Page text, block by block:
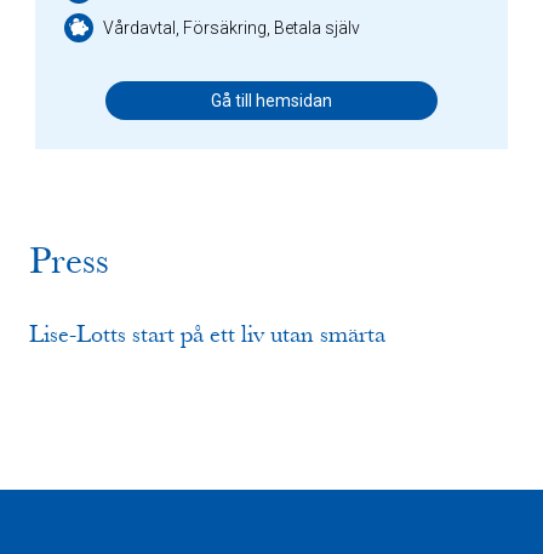
Vårdavtal, Försäkring, Betala själv
Gå till hemsidan
Press
Lise-Lotts start på ett liv utan smärta